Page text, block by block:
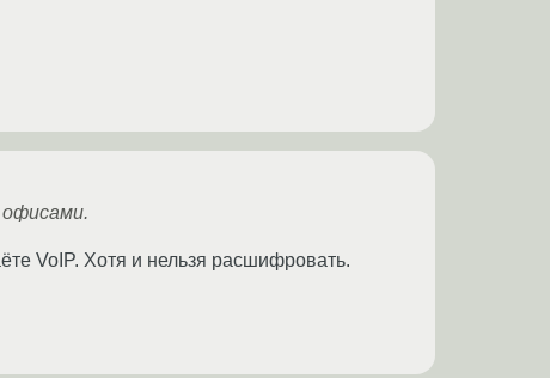
VoIP. Хотя и нельзя расшифровать.